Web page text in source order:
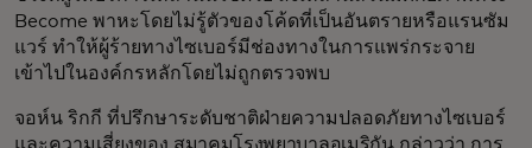
Become พาหะโดยไม่รู้ตัวของโค้ดที่เป็นอันตรายหรือแรนซัม
แวร์ ทำให้ผู้ร้ายทางไซเบอร์มีช่องทางในการแพร่กระจาย
เข้าไปในองค์กรหลักโดยไม่ถูกตรวจพบ
จอห์น ริกกี ที่ปรึกษาระดับชาติฝ่ายความปลอดภัยทางไซเบอร์